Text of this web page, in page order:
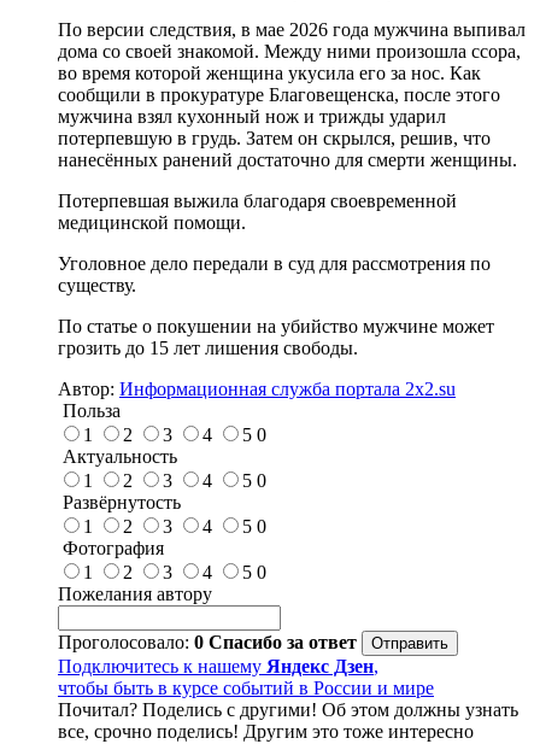
По версии следствия, в мае 2026 года мужчина выпивал
дома со своей знакомой. Между ними произошла ссора,
во время которой женщина укусила его за нос. Как
сообщили в прокуратуре Благовещенска, после этого
мужчина взял кухонный нож и трижды ударил
потерпевшую в грудь. Затем он скрылся, решив, что
нанесённых ранений достаточно для смерти женщины.
Потерпевшая выжила благодаря своевременной
медицинской помощи.
Уголовное дело передали в суд для рассмотрения по
существу.
По статье о покушении на убийство мужчине может
грозить до 15 лет лишения свободы.
Автор: Информационная служба портала 2x2.su
Польза
1
2 3 4 5 0
Актуальность
1
2 3 4 5 0
Развёрнутость
1
2 3 4 5 0
Фотография
1
2 3 4 5 0
Пожелания автору
Проголосовало: 0 Спасибо за ответ
Подключитесь к нашему Яндекс Дзен,
чтобы быть в курсе событий в России и мире
Почитал? Поделись с другими! Об этом должны узнать
все, срочно поделись! Другим это тоже интересно